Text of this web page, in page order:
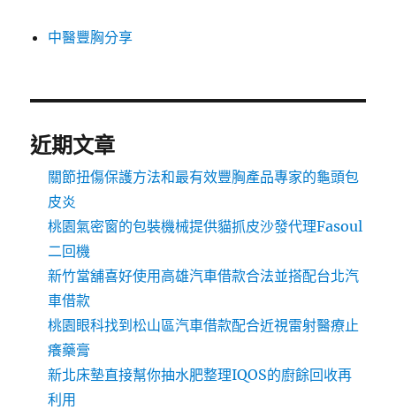
中醫豐胸分享
近期文章
關節扭傷保護方法和最有效豐胸產品專家的龜頭包
皮炎
桃園氣密窗的包裝機械提供貓抓皮沙發代理Fasoul
二回機
新竹當舖喜好使用高雄汽車借款合法並搭配台北汽
車借款
桃園眼科找到松山區汽車借款配合近視雷射醫療止
癢藥膏
新北床墊直接幫你抽水肥整理IQOS的廚餘回收再
利用